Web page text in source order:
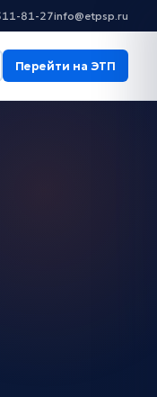
81-27info@etpsp.ru
Перейти на ЭТП